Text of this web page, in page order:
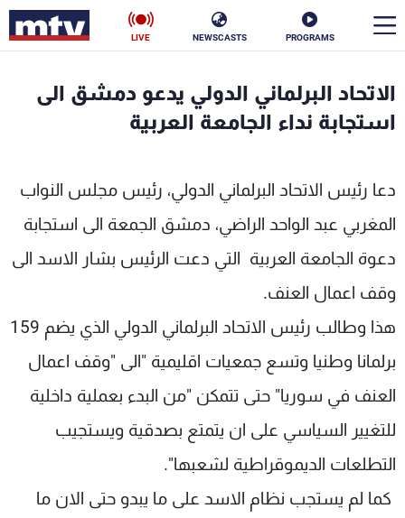
PROGRAMS
NEWSCASTS
LIVE
الاتحاد البرلماني الدولي يدعو دمشق الى
استجابة نداء الجامعة العربية
دعا رئيس الاتحاد البرلماني الدولي، رئيس مجلس النواب
المغربي عبد الواحد الراضي، دمشق الجمعة الى استجابة
دعوة الجامعة العربية التي دعت الرئيس بشار الاسد الى
وقف اعمال العنف.
هذا وطالب رئيس الاتحاد البرلماني الدولي الذي يضم 159
برلمانا وطنيا وتسع جمعيات اقليمية "الى "وقف اعمال
العنف في سوريا" حتى تتمكن "من البدء بعملية داخلية
للتغيير السياسي على ان يتمتع بصدقية ويستجيب
التطلعات الديموقراطية لشعبها".
كما لم يستجب نظام الاسد على ما يبدو حتى الان ما
الأخبار
فن
منوعات رياضة
كأس العالم
البرامج
جدول البرامج
شاهد البرامج
عن MTV
وظائف